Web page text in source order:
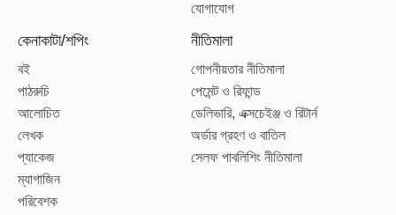
যোগাযোগ
কেনাকাটা/শপিং
বই
পাঠরুচি
আলোচিত
লেখক
প্যাকেজ
ম্যাগাজিন
পরিবেশক
নীতিমালা
গোপনীয়তার নীতিমালা
পেমেন্ট ও রিফান্ড
ডেলিভারি, এক্সচেইঞ্জ ও রিটার্ন
অর্ডার গ্রহণ ও বাতিল
সেলফ পাবলিশিং নীতিমালা